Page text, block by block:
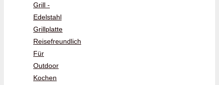
Grill -
Edelstahl
Grillplatte
Reisefreundlich
Für
Outdoor
Kochen